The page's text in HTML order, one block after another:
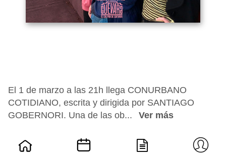
El 1 de marzo a las 21h llega CONURBANO
COTIDIANO, escrita y dirigida por SANTIAGO
GOBERNORI. Una de las ob...
Ver más